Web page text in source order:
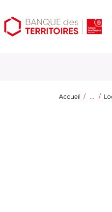
Aller
au
Aller
au
Ouvrir
les
Accueil ...